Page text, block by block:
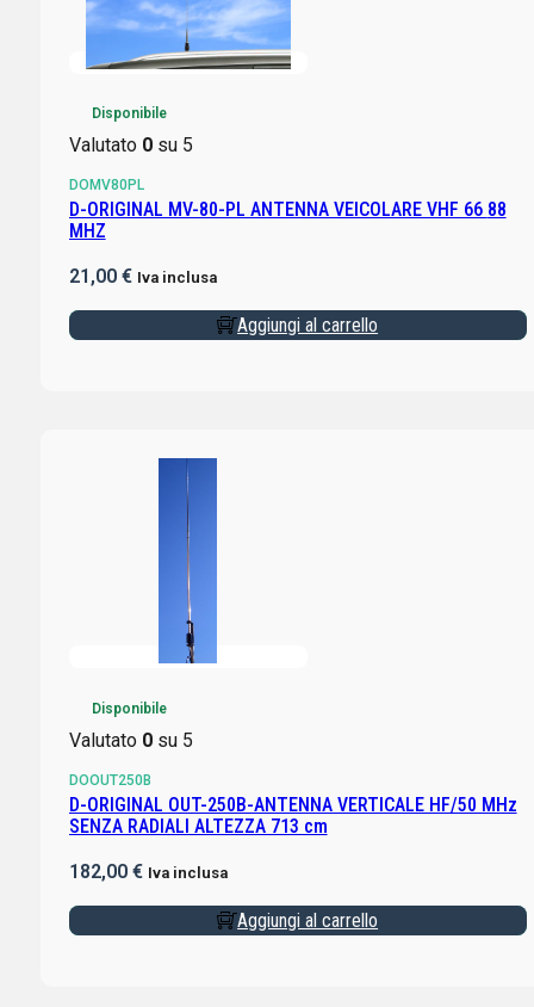
Disponibile
Valutato 0su 5
DOMV80PL
D-ORIGINAL MV-80-PL ANTENNA VEICOLARE VHF 66 88
MHZ
21,00 € Iva inclusa
Aggiungi al carrello
Disponibile
Valutato 0su 5
DOOUT250B
D-ORIGINAL OUT-250B-ANTENNA VERTICALE HF/50 MHz
SENZA RADIALI ALTEZZA 713 cm
182,00 € Iva inclusa
Aggiungi al carrello